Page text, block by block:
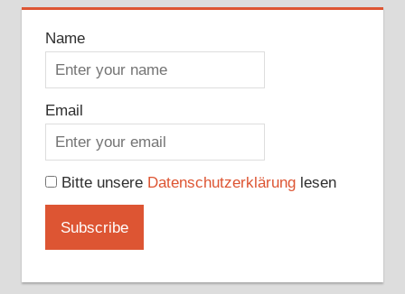
Name
Email
Bitte unsere Datenschutzerklärunglesen